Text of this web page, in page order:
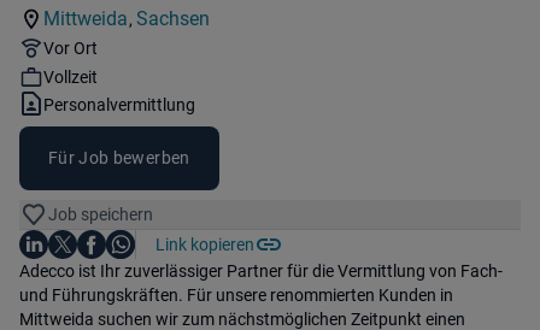
Standorte:
Mittweida,
Region:
Sachsen
Remote Option:
Vor Ort
Workhours:
Vollzeit
Vertragsart:
Personalvermittlung
Für Job bewerben
Job speichern
Teile diesen Job
Auf LinkedIn teilen
Auf X teilen
Auf Facebook teilen
Auf WhatsApp teilen
Link kopieren
Einleitung
Adecco ist Ihr zuverlässiger Partner für die Vermittlung von Fach-
und Führungskräften. Für unsere renommierten Kunden in
Mittweida suchen wir zum nächstmöglichen Zeitpunkt einen